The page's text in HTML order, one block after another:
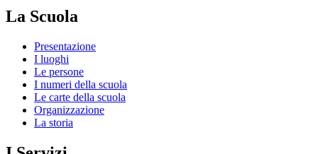
La Scuola
Presentazione
I luoghi
Le persone
I numeri della scuola
Le carte della scuola
Organizzazione
La storia